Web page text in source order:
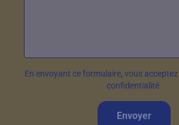
En envoyant ce formulaire, vous
confidentialité.
Envoyer